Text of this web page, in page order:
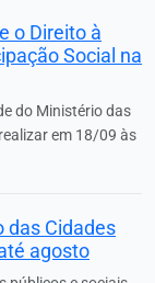
o Direito à
Social na
do Ministério das
em 18/09 às
das Cidades
agosto